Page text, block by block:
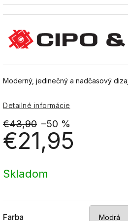
€43,90 –50 %
€21,95
cena:
Skladom
Farba
Moderný, jedinečný a nadčasový
Detailné informácie